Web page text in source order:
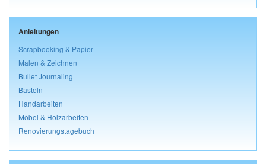
Anleitungen
Scrapbooking & Papier
Malen & Zeichnen
Bullet Journaling
Basteln
Handarbeiten
Möbel & Holzarbeiten
Renovierungstagebuch